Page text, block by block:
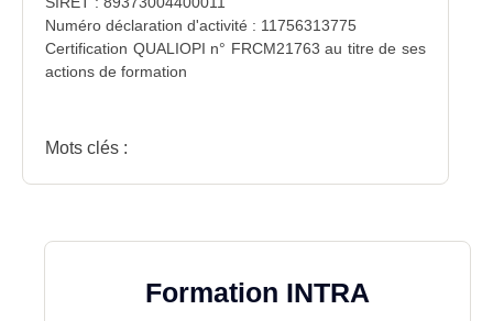
Numéro déclaration d'activité : 11756313775
Certification QUALIOPI n° FRCM21763 au titre de ses
actions de formation
Mots clés :
Formation INTRA